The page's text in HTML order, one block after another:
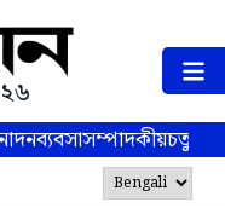
ব্যবসাসম্পাদকীয়